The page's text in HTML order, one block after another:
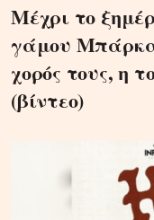
Μέχρι το
γάμου
χορός τους, η
(βίντεο)